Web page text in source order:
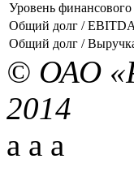
Уровень
Общий долг / EBITDA
Общий долг /
© ОАО
2014
a a a